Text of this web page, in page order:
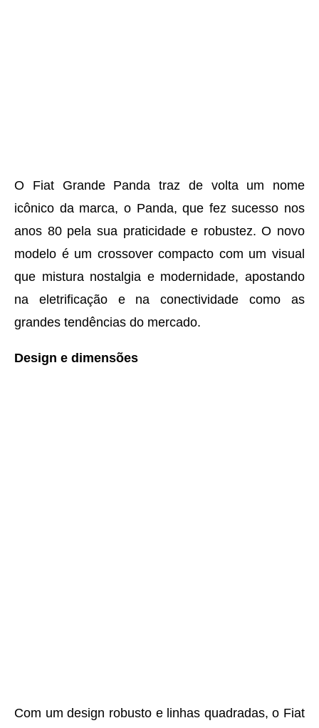
O Fiat Grande Panda traz de volta um nome
icônico da marca, o Panda, que fez sucesso nos
anos 80 pela sua praticidade e robustez. O novo
modelo é um crossover compacto com um visual
que mistura nostalgia e modernidade, apostando
na eletrificação e na conectividade como as
grandes tendências do mercado.
Design e dimensões
Com um design robusto e linhas quadradas, o Fiat